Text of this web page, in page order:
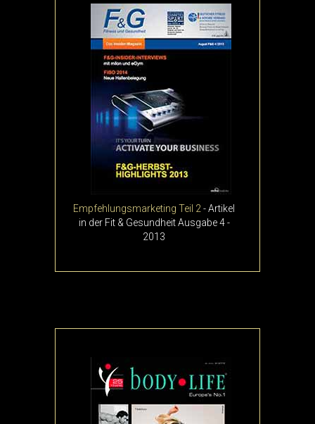
Empfehlungsmarketing Teil 2 - Artikel
in der Fit & Gesundheit Ausgabe 4 -
2013